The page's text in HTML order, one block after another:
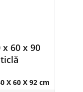
60 x 90
X 60 X 92 cm